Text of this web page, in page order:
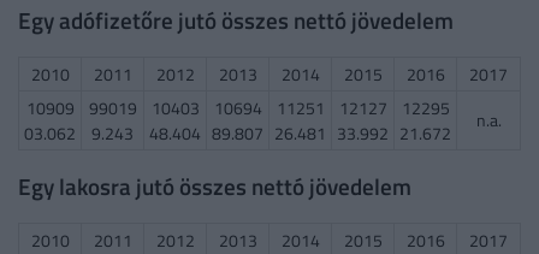
Egy adófizetőre jutó összes nettó jövedelem
2010 2011 2012 2013 2014 2015 2016
2017
10909
03.062
99019
9.243
10403
48.404
10694
89.807
11251
26.481
12127
33.992
12295
21.672
n.a.
Egy lakosra jutó összes nettó jövedelem
2010 2011 2012 2013 2014 2015 2016
2017